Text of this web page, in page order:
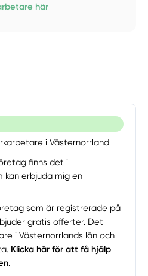
här
i Västernorrland
finns det i
kan erbjuda mig en
som är registrerade på
gratis offerter. Det
i Västernorrlands län och
Klicka här för att få hjälp